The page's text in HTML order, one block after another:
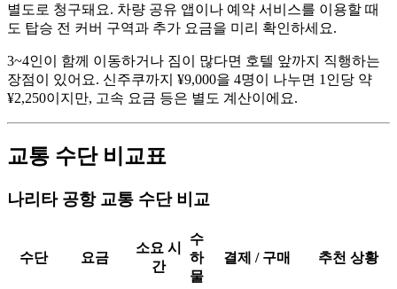
별도로 청구돼요. 차량 공유 앱이나 예약 서비스를 이용할 때
도 탑승 전 커버 구역과 추가 요금을 미리 확인하세요.
3~4인이 함께 이동하거나 짐이 많다면 호텔 앞까지 직행하는
장점이 있어요. 신주쿠까지 ¥9,000을 4명이 나누면 1인당 약
¥2,250이지만, 고속 요금 등은 별도 계산이에요.
교통 수단 비교표
나리타 공항 교통 수단 비교
수단 요금
소요 시
간
수
하
물
결제 / 구매 추천 상황